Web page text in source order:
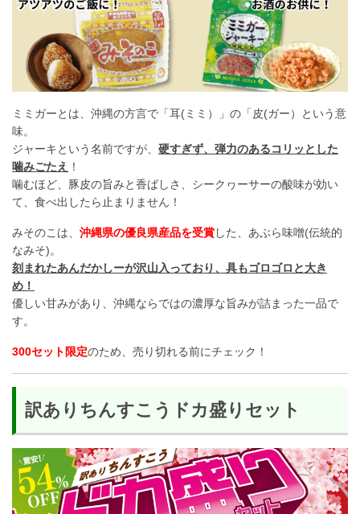
ミミガーとは、沖縄の方言で「耳(ミミ）」の「皮(ガー）という意
味。
ジャーキという名前ですが、 硬すぎず、弾力のあるコリッとした
噛みごたえ
！
噛むほど、豚皮の旨みと香ばしさ、シークヮーサーの酸味が効い
て、食べ出したら止まりません！
みそのこは、 沖縄県の優良県産品を受賞した、あぶら味噌(伝統的
なみそ)。
刻まれたあんだかしーが沢山入っており、具もゴロゴロと大き
め！
優しい甘みがあり、沖縄ならではの濃厚な旨みが詰まった一品で
す。
300セット限定のため、売り切れる前にチェック！
訳ありちんすこうドカ盛りセット